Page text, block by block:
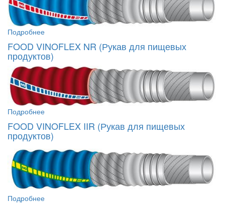
Подробнее
FOOD VINOFLEX NR (Рукав для пищевых
продуктов)
Подробнее
FOOD VINOFLEX IIR (Рукав для пищевых
продуктов)
Подробнее